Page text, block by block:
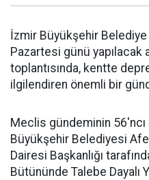
İzmir Büyükşehir
Pazartesi günü yapılacak
toplantısında, kentte
ilgilendiren önemli bir
Meclis gündeminin
Büyükşehir Belediyesi
Dairesi Başkanlığı
Bütününde Talebe Dayalı